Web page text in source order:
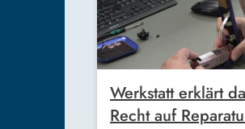
Werkstatt erklärt
Recht auf